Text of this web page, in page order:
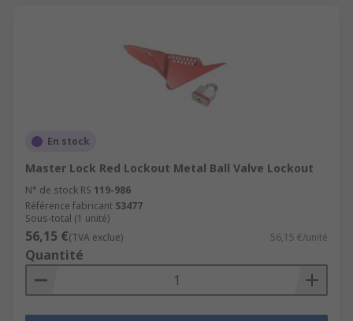
En stock
Master Lock Red Lockout Metal Ball Valve Lockout
N° de stock RS 119-986
Référence fabricant S3477
Sous-total (1 unité)
56,15 €(TVA exclue) 56,15 €/unité
Quantité